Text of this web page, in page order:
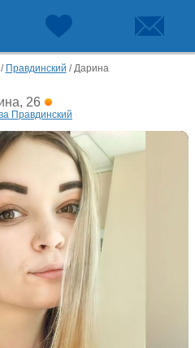
Правдинский /Дарина
26
Правдинский